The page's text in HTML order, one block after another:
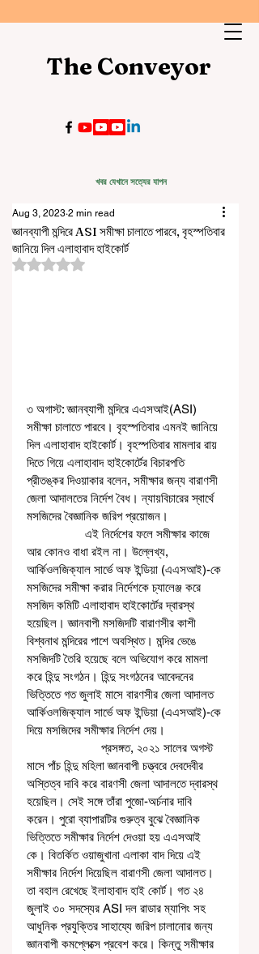
The Conveyor
খবর যেখানে সত্যের যাপন
জ্ঞানব্যাপী মন্দিরে ASI সমীক্ষা চালাতে পারবে, বৃহস্পতিবার
জানিয়ে দিল এলাহাবাদ হাইকোর্ট
Aug 3, 2023 2 min read
Rated NaN out of 5 stars.
৩ অগাস্ট: জ্ঞানব্যাপী মন্দিরে এএসআই(ASI)
সমীক্ষা চালাতে পারবে। বৃহস্পতিবার এমনই জানিয়ে
দিল এলাহাবাদ হাইকোর্ট। বৃহস্পতিবার মামলার রায়
দিতে গিয়ে এলাহাবাদ হাইকোর্টের বিচারপতি
প্রীতঙ্কর দিওয়াকার বলেন, সমীক্ষার জন্য বারাণসী
জেলা আদালতের নির্দেশ বৈধ। ন্যায়বিচারের স্বার্থে
মসজিদের বৈজ্ঞানিক জরিপ প্রয়োজন।
আর কোনও বাধা রইল না। উল্লেখ্য,
আর্কিওলজিক্যাল সার্ভে অফ ইন্ডিয়া (এএসআই)-কে
মসজিদের সমীক্ষা করার নির্দেশকে চ্যালেঞ্জ করে
মসজিদ কমিটি এলাহাবাদ হাইকোর্টের দ্বারস্থ
হয়েছিল। জ্ঞানবাপী মসজিদটি বারাণসীর কাশী
বিশ্বনাথ মন্দিরের পাশে অবস্থিত। মন্দির ভেঙে
মসজিদটি তৈরি হয়েছে বলে অভিযোগ করে মামলা
করে হিন্দু সংগঠন। হিন্দু সংগঠনের আবেদনের
ভিত্তিতে গত জুলাই মাসে বারণসীর জেলা আদালত
আর্কিওলজিক্যাল সার্ভে অফ ইন্ডিয়া (এএসআই)-কে
দিয়ে মসজিদের সমীক্ষার নির্দেশ দেয়।
মাসে পাঁচ হিন্দু মহিলা জ্ঞানবাপী চত্ত্বরে দেবদেবীর
অস্তিত্ব দাবি করে বারণসী জেলা আদালতে দ্বারস্থ
হয়েছিল। সেই সঙ্গে তাঁরা পুজো-অর্চনার দাবি
করেন। পুরো ব্যাপারটির গুরুত্ব বুঝে বৈজ্ঞানিক
ভিত্তিতে সমীক্ষার নির্দেশ দেওয়া হয় এএসআই
কে। বিতর্কিত ওয়াজুখানা এলাকা বাদ দিয়ে এই
সমীক্ষার নির্দেশ দিয়েছিল বারাণসী জেলা আদালত।
তা বহাল রেখেছে ইলাহাবাদ হাই কোর্ট। গত ২৪
জুলাই ৩০ সদস্যের ASI দল রাডার ম্যাপিং সহ
আধুনিক প্রযুক্তির সাহায্যে জরিপ চালানোর জন্য
জ্ঞানবাপী কমপ্লেক্সে প্রবেশ করে। কিন্তু সমীক্ষার